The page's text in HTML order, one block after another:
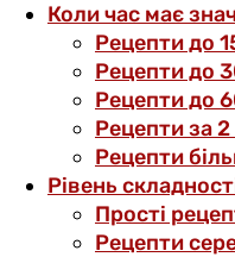
Коли час має
Рецепти до
Рецепти до
Рецепти до
Рецепти за
Рецепти
Рівень
Прості
Рецепти